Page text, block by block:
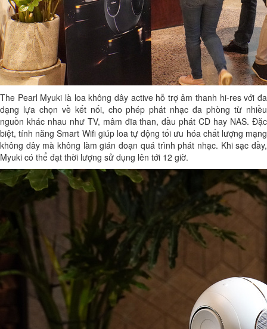
The Pearl Myuki là loa không dây active hỗ trợ âm thanh hi-res với đa
dạng lựa chọn về kết nối, cho phép phát nhạc đa phòng từ nhiều
nguồn khác nhau như TV, mâm đĩa than, đầu phát CD hay NAS. Đặc
biệt, tính năng Smart Wifi giúp loa tự động tối ưu hóa chất lượng mạng
không dây mà không làm gián đoạn quá trình phát nhạc. Khi sạc đầy,
Myuki có thể đạt thời lượng sử dụng lên tới 12 giờ.